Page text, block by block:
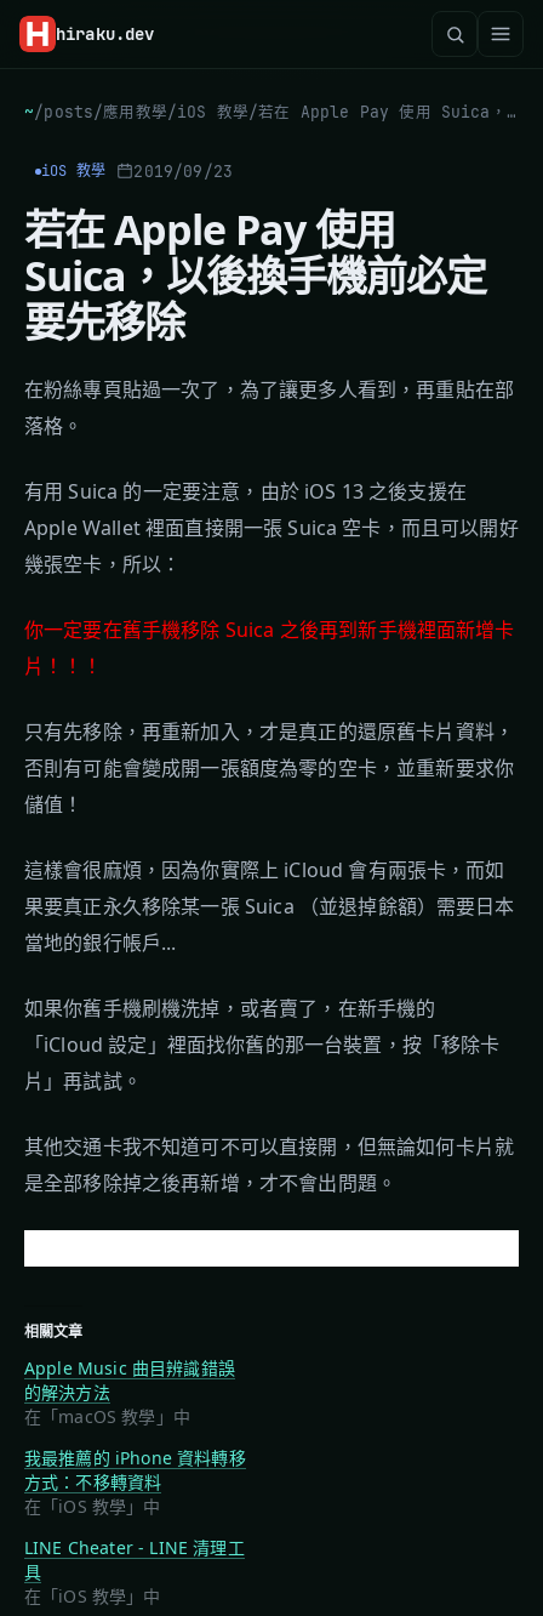
hiraku.dev
~/posts/應用教學/iOS 教學/ 若在 Apple Pay 使用 Suica，以後換手機前必定要先移除
iOS 教學 2019/09/23
若在 Apple Pay 使用
Suica，以後換手機前必定
要先移除
在粉絲專頁貼過一次了，為了讓更多人看到，再重貼在部
落格。
有用 Suica 的一定要注意，由於 iOS 13 之後支援在
Apple Wallet 裡面直接開一張 Suica 空卡，而且可以開好
幾張空卡，所以：
你一定要在舊手機移除 Suica 之後再到新手機裡面新增卡
片！！！
只有先移除，再重新加入，才是真正的還原舊卡片資料，
否則有可能會變成開一張額度為零的空卡，並重新要求你
儲值！
這樣會很麻煩，因為你實際上 iCloud 會有兩張卡，而如
果要真正永久移除某一張 Suica （並退掉餘額）需要日本
當地的銀行帳戶...
如果你舊手機刷機洗掉，或者賣了，在新手機的
「iCloud 設定」裡面找你舊的那一台裝置，按「移除卡
片」再試試。
其他交通卡我不知道可不可以直接開，但無論如何卡片就
是全部移除掉之後再新增，才不會出問題。
相關文章
Apple Music 曲目辨識錯誤
的解決方法
在「macOS 教學」中
我最推薦的 iPhone 資料轉移
方式：不移轉資料
在「iOS 教學」中
LINE Cheater - LINE 清理工
具
在「iOS 教學」中